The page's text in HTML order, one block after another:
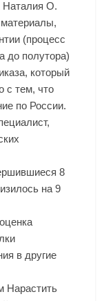
Наталия О.
(процесс
до полутора)
который
с тем, что
по России.
8
на 9
в другие
Нарастить